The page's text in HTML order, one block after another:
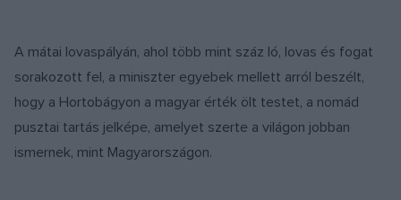
A mátai lovaspályán, ahol több mint száz ló, lovas és fogat
sorakozott fel, a miniszter egyebek mellett arról beszélt,
hogy a Hortobágyon a magyar érték ölt testet, a nomád
pusztai tartás jelképe, amelyet szerte a világon jobban
ismernek, mint Magyarországon.